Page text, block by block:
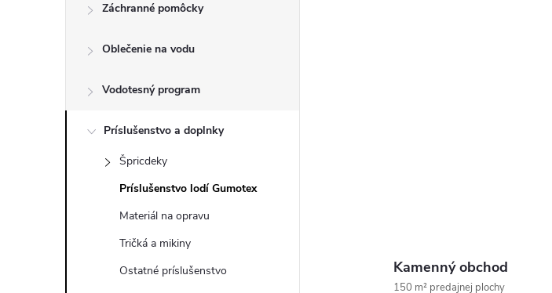
Záchranné pomôcky
Oblečenie na vodu
Vodotesný program
Príslušenstvo a doplnky
Špricdeky
Príslušenstvo lodí Gumotex
Materiál na opravu
Tričká a mikiny
Ostatné príslušenstvo
Kamenný obchod
150 m² predajnej plochy